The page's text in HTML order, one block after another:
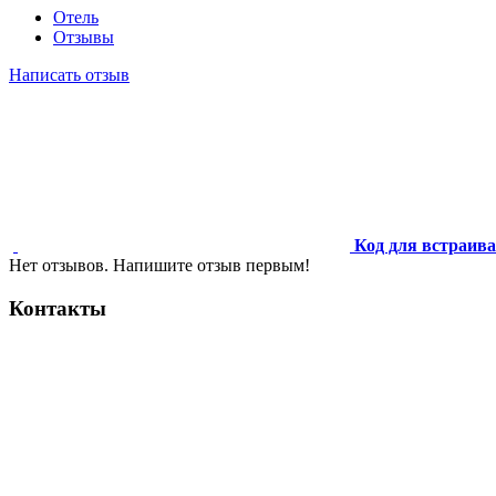
Отель
Отзывы
Написать отзыв
Код для
Нет отзывов. Напишите отзыв первым!
Контакты